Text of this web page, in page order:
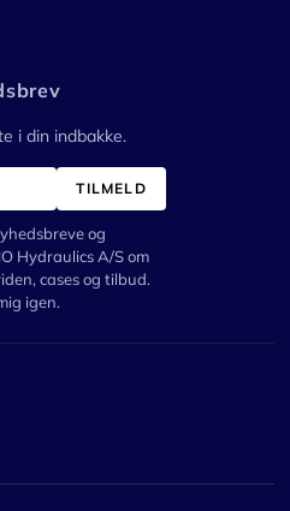
i din indbakke.
TILMELD
og
Hydraulics A/S om
cases og tilbud.
igen.